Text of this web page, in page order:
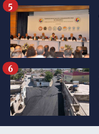
5
6